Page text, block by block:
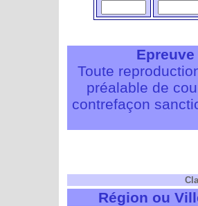
Toute
préalable de
contrefaçon
Région ou